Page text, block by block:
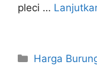
pleci …
Categories
Harga